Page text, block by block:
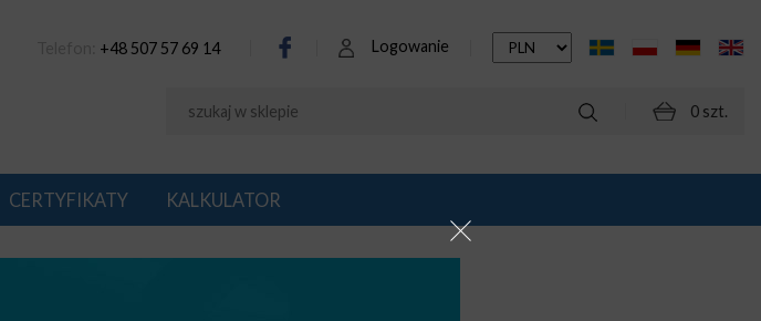
Logowanie
+48 507 57 69 14
0 szt.
CERTYFIKATY KALKULATOR